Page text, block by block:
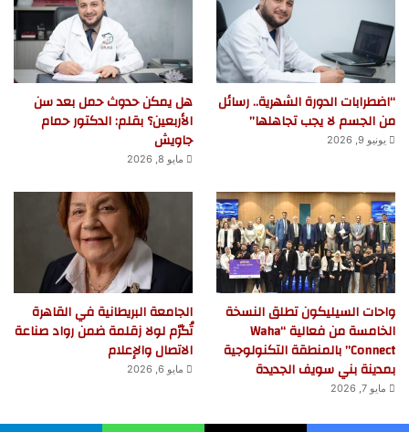
“اضطرابات الدورة الشهرية.. رسائل
من الجسم لا يجب تجاهلها”
يونيو 9, 2026
هل يمكن حدوث حمل بعد سن
الأربعين؟ بقلم: الدكتور حمام
جاويش
مايو 8, 2026
واحات السيليكون تطلق النسخة
الخامسة من فعالية “Waha
Connect” بالمنطقة التكنولوجية
بمدينة بني سويف الجديدة
مايو 7, 2026
الجامعة البريطانية في القاهرة
تُكرّم لولا زقلمة ضمن رواد صناعة
الاتصال والإعلام
مايو 6, 2026